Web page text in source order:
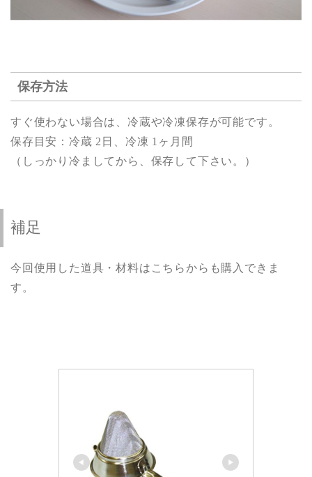
保存方法
すぐ使わない場合は、冷蔵や冷凍保存が可能です。
保存目安：冷蔵 2日、冷凍 1ヶ月間
（しっかり冷ましてから、保存して下さい。）
補足
今回使用した道具・材料はこちらからも購入できま
す。